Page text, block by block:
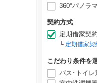
360°パノラ
契約方式
定期借家契
定期借家契
こだわり条件を
バス･トイレ